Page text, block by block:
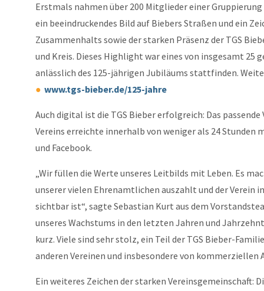
Erstmals nahmen über 200 Mitglieder einer
ein beeindruckendes Bild auf Biebers Straßen und ein
Zusammenhalts sowie der starken Präsenz der TGS
und Kreis. Dieses Highlight war eines von insgesamt 25
anlässlich des 125-jährigen Jubiläums stattfinden.
www.tgs-bieber.de/125-jahre
Auch digital ist die TGS Bieber erfolgreich: Das
Vereins erreichte innerhalb von weniger als 24 Stunden
und Facebook.
„Wir füllen die Werte unseres Leitbilds mit Leben. Es
unserer vielen Ehrenamtlichen auszahlt und der Verein
sichtbar ist“, sagte Sebastian Kurt aus dem
unseres Wachstums in den letzten Jahren und
kurz. Viele sind sehr stolz, ein Teil der TGS Bieber-
anderen Vereinen und insbesondere von kommerziellen
Ein weiteres Zeichen der starken Vereinsgemeinschaft: